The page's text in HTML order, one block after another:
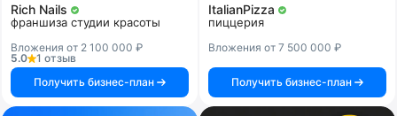
Rich Nails
франшиза студии красоты
Вложения от 2 100 000 ₽
5.0
1 отзыв
Получить бизнес-план
ItalianPizza
пиццерия
Вложения от 7 500 000 ₽
Получить бизнес-план